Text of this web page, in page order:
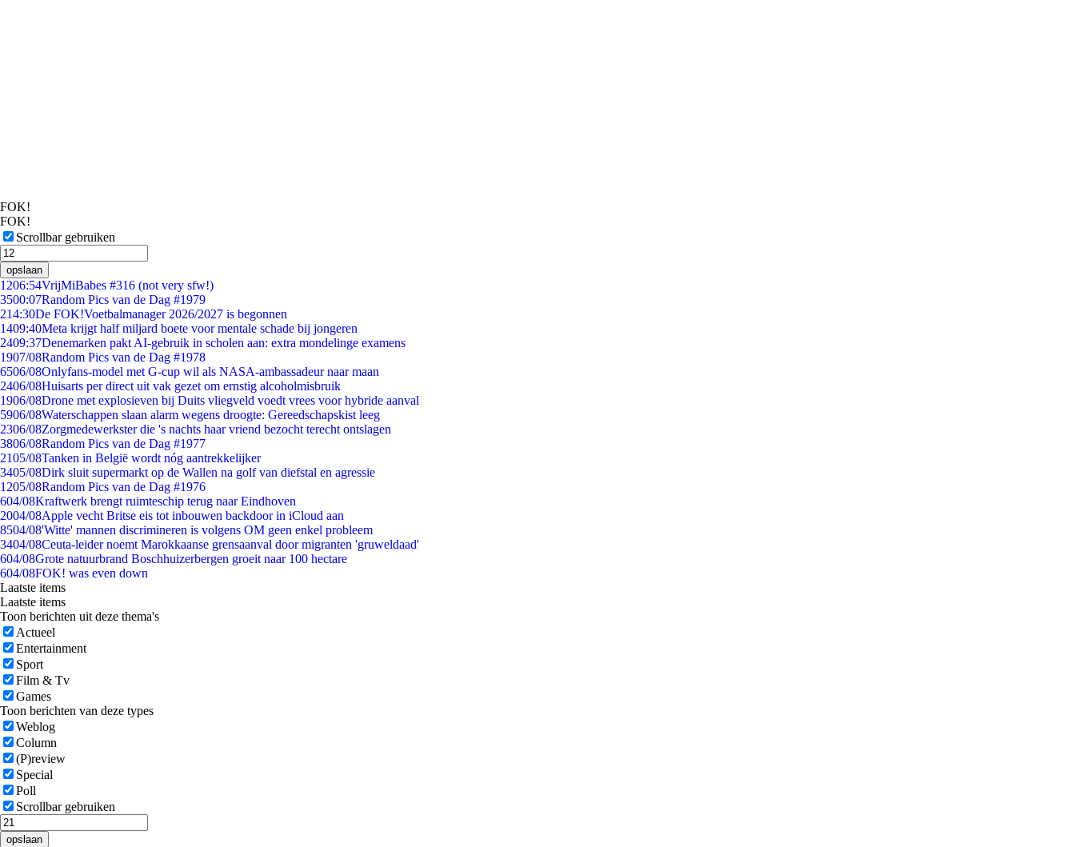
FOK!
FOK!
Scrollbar gebruiken
opslaan
1206:54VrijMiBabes #316 (not very sfw!)
3500:07Random Pics van de Dag #1979
214:30De FOK!Voetbalmanager 2026/2027 is begonnen
1409:40Meta krijgt half miljard boete voor mentale schade bij jongeren
2409:37Denemarken pakt AI-gebruik in scholen aan: extra mondelinge examens
1907/08Random Pics van de Dag #1978
6506/08Onlyfans-model met G-cup wil als NASA-ambassadeur naar maan
2406/08Huisarts per direct uit vak gezet om ernstig alcoholmisbruik
1906/08Drone met explosieven bij Duits vliegveld voedt vrees voor hybride aanval
5906/08Waterschappen slaan alarm wegens droogte: Gereedschapskist leeg
2306/08Zorgmedewerkster die 's nachts haar vriend bezocht terecht ontslagen
3806/08Random Pics van de Dag #1977
2105/08Tanken in België wordt nóg aantrekkelijker
3405/08Dirk sluit supermarkt op de Wallen na golf van diefstal en agressie
1205/08Random Pics van de Dag #1976
604/08Kraftwerk brengt ruimteschip terug naar Eindhoven
2004/08Apple vecht Britse eis tot inbouwen backdoor in iCloud aan
8504/08'Witte' mannen discrimineren is volgens OM geen enkel probleem
3404/08Ceuta-leider noemt Marokkaanse grensaanval door migranten 'gruweldaad'
604/08Grote natuurbrand Boschhuizerbergen groeit naar 100 hectare
604/08FOK! was even down
Laatste items
Laatste items
Toon berichten uit deze thema's
Actueel
Entertainment
Sport
Film & Tv
Games
Toon berichten van deze types
Weblog
Column
(P)review
Special
Poll
Scrollbar gebruiken
opslaan